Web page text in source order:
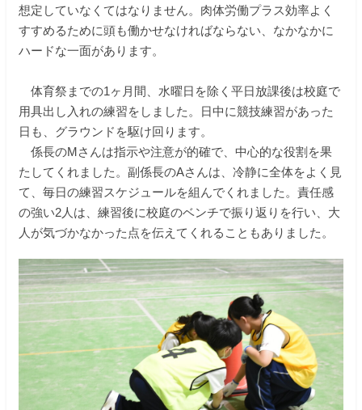
想定していなくてはなりません。肉体労働プラス効率よく
すすめるために頭も働かせなければならない、なかなかに
ハードな一面があります。
体育祭までの1ヶ月間、水曜日を除く平日放課後は校庭で
用具出し入れの練習をしました。日中に競技練習があった
日も、グラウンドを駆け回ります。
係長のMさんは指示や注意が的確で、中心的な役割を果
たしてくれました。副係長のAさんは、冷静に全体をよく見
て、毎日の練習スケジュールを組んでくれました。責任感
の強い2人は、練習後に校庭のベンチで振り返りを行い、大
人が気づかなかった点を伝えてくれることもありました。